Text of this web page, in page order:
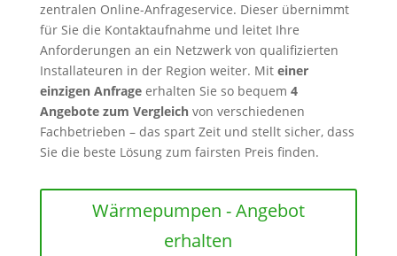
zentralen Online-Anfrageservice. Dieser übernimmt
für Sie die Kontaktaufnahme und leitet Ihre
Anforderungen an ein Netzwerk von qualifizierten
Installateuren in der Region weiter. Mit einer
einzigen Anfrageerhalten Sie so bequem 4
Angebote zum Vergleichvon verschiedenen
Fachbetrieben – das spart Zeit und stellt sicher, dass
Sie die beste Lösung zum fairsten Preis finden.
Wärmepumpen - Angebot
erhalten